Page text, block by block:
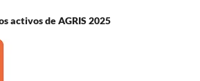
activos de AGRIS 2025